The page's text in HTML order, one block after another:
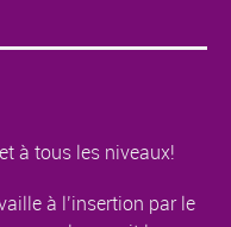
à tous les niveaux!
à l’insertion par le